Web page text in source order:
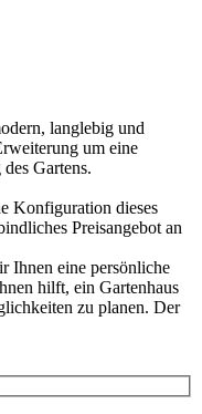
langlebig und
um eine
Gartens.
Konfiguration dieses
Preisangebot an
Ihnen eine persönliche
hilft, ein Gartenhaus
zu planen. Der